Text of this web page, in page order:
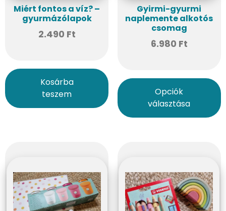
Miért fontos a víz? –
gyurmázólapok
2.490 Ft
Kosárba
teszem
Gyirmi-gyurmi
naplemente alkotós
csomag
6.980 Ft
Opciók
választása